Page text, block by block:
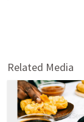
Related Media